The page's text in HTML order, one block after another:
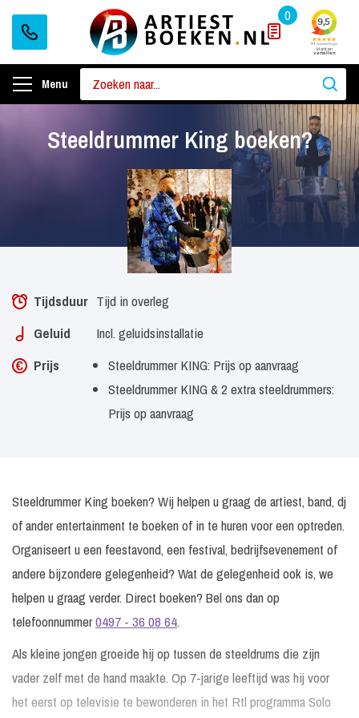
0
Menu
Steeldrummer King boeken?
Tijdsduur Tijd in overleg
Geluid
Incl. geluidsinstallatie
Prijs
Steeldrummer KING: Prijs op aanvraag
Steeldrummer KING & 2 extra steeldrummers:
Prijs op aanvraag
Steeldrummer King boeken? Wij helpen u graag de artiest, band, dj
of ander entertainment te boeken of in te huren voor een optreden.
Organiseert u een feestavond, een festival, bedrijfsevenement of
andere bijzondere gelegenheid? Wat de gelegenheid ook is, we
helpen u graag verder. Direct boeken? Bel ons dan op
telefoonnummer0497 - 36 08 64.
Als kleine jongen groeide hij op tussen de steeldrums die zijn
vader zelf met de hand maakte. Op 7-jarige leeftijd was hij voor
het eerst op televisie te bewonderen in het Rtl programma Solo